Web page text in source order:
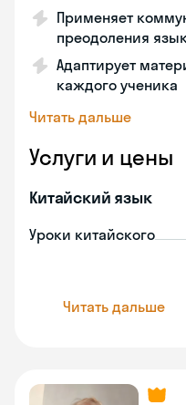
Применяет
преодоления
Адаптирует
каждого ученика
Читать дальше
Услуги и цены
Китайский язык
Уроки китайского
Читать дальше